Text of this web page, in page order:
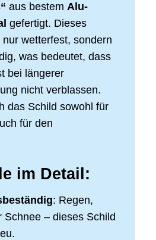
aus bestem Alu-
gefertigt. Dieses
wetterfest, sondern
was bedeutet, dass
bei längerer
nicht verblassen.
das Schild sowohl für
für den
im Detail:
: Regen,
Schnee – dieses Schild